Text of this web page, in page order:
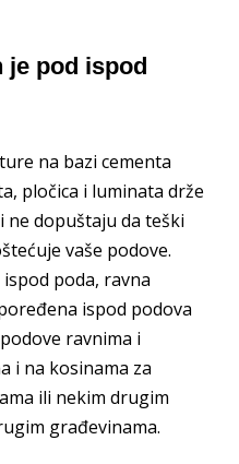
pod ispod
na bazi cementa
pločica i luminata drže
ne dopuštaju da teški
vaše podove.
poda, ravna
ispod podova
ravnima i
i na kosinama za
ili nekim drugim
građevinama.